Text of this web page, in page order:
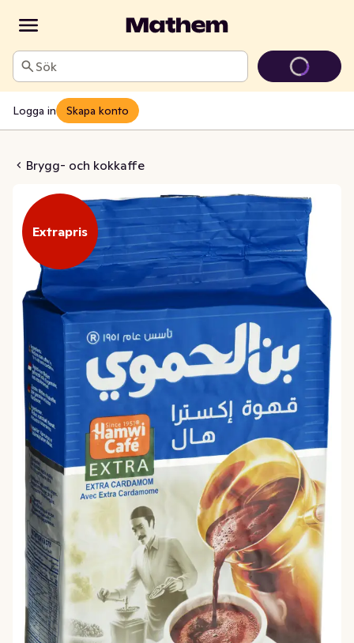
Sök
Logga in Skapa konto
Brygg- och kokkaffe
Kardemumma
Extrapris